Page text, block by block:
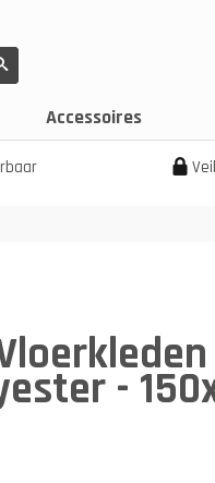
Accessoires
-